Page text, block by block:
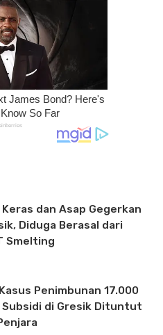
dan Asap Gegerkan
Diduga Berasal dari
Smelting
Penimbunan 17.000
di Gresik Dituntut